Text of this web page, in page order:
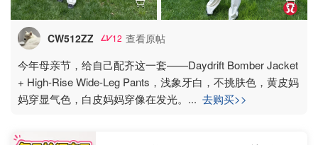
CW512ZZ 12 查看原帖
今年母亲节，给自己配齐这一套——Daydrift Bomber Jacket
+ High-Rise Wide-Leg Pants，浅象牙白，不挑肤色，黄皮妈
妈穿显气色，白皮妈妈穿像在发光。 ... 去购买>>